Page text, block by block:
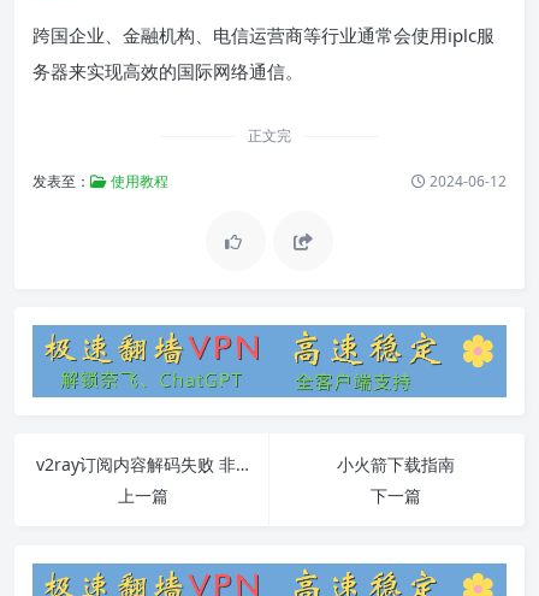
跨国企业、金融机构、电信运营商等行业通常会使用iplc服
务器来实现高效的国际网络通信。
正文完
发表至： 使用教程 2024-06-12
v2ray订阅内容解码失败 非base64码
上一篇
小火箭下载指南
下一篇